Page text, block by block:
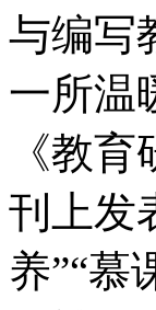
与编写
一所温
《教
刊上发
养”“慕